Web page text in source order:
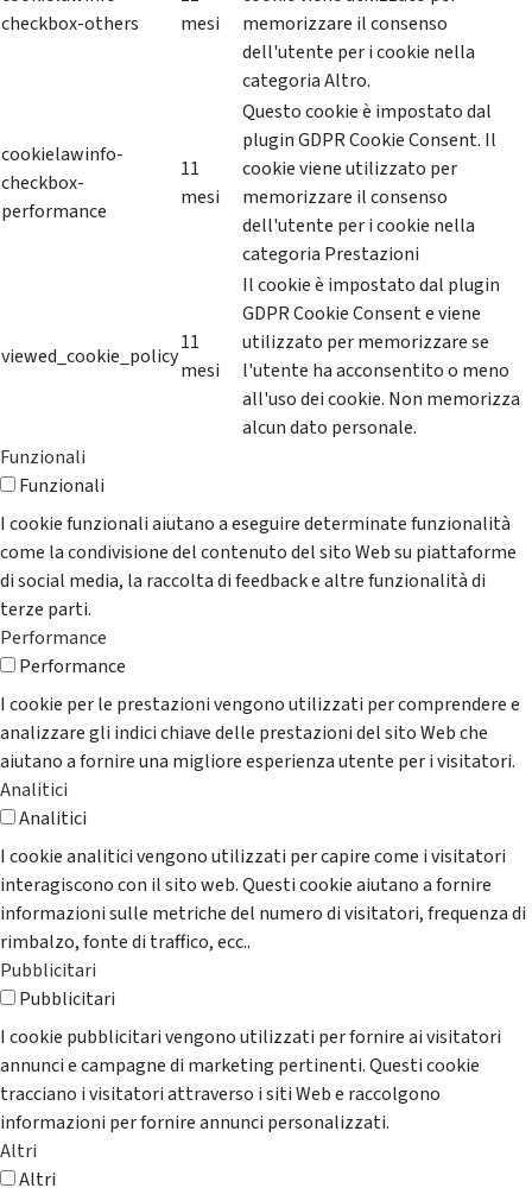
checkbox-others
mesi
memorizzare il consenso
dell'utente per i cookie nella
categoria Altro.
cookielawinfo-
checkbox-
performance
11
mesi
Questo cookie è impostato dal
plugin GDPR Cookie Consent. Il
cookie viene utilizzato per
memorizzare il consenso
dell'utente per i cookie nella
categoria Prestazioni
viewed_cookie_policy
11
mesi
Il cookie è impostato dal plugin
GDPR Cookie Consent e viene
utilizzato per memorizzare se
l'utente ha acconsentito o meno
all'uso dei cookie. Non memorizza
alcun dato personale.
Funzionali
Funzionali
I cookie funzionali aiutano a eseguire determinate funzionalità
come la condivisione del contenuto del sito Web su piattaforme
di social media, la raccolta di feedback e altre funzionalità di
terze parti.
Performance
Performance
I cookie per le prestazioni vengono utilizzati per comprendere e
analizzare gli indici chiave delle prestazioni del sito Web che
aiutano a fornire una migliore esperienza utente per i visitatori.
Analitici
Analitici
I cookie analitici vengono utilizzati per capire come i visitatori
interagiscono con il sito web. Questi cookie aiutano a fornire
informazioni sulle metriche del numero di visitatori, frequenza di
rimbalzo, fonte di traffico, ecc..
Pubblicitari
Pubblicitari
I cookie pubblicitari vengono utilizzati per fornire ai visitatori
annunci e campagne di marketing pertinenti. Questi cookie
tracciano i visitatori attraverso i siti Web e raccolgono
informazioni per fornire annunci personalizzati.
Altri
Altri